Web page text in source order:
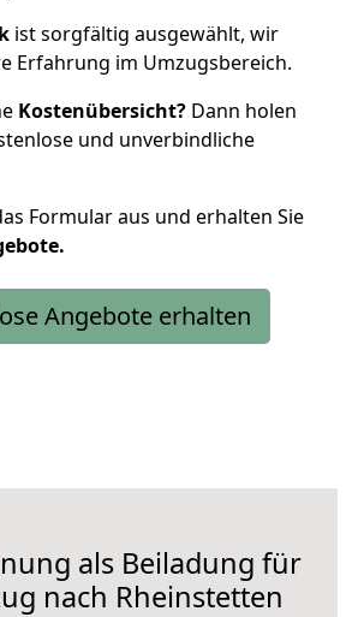
ist sorgfältig ausgewählt, wir
Erfahrung im Umzugsbereich.
Kostenübersicht? Dann holen
und unverbindliche
Formular aus und erhalten Sie
Angebote erhalten
als Beiladung für
nach Rheinstetten